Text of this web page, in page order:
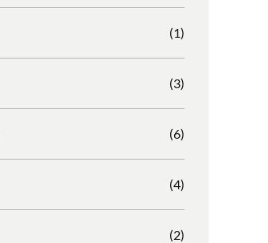
(1)
(3)
(6)
(4)
(2)